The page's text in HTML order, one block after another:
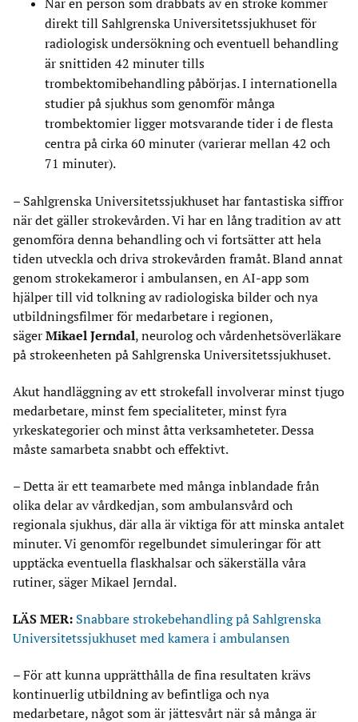
När en person som drabbats av en stroke kommer
direkt till Sahlgrenska Universitetssjukhuset för
radiologisk undersökning och eventuell behandling
är snittiden 42 minuter tills
trombektomibehandling påbörjas. I internationella
studier på sjukhus som genomför många
trombektomier ligger motsvarande tider i de flesta
centra på cirka 60 minuter (varierar mellan 42 och
71 minuter).
– Sahlgrenska Universitetssjukhuset har fantastiska siffror
när det gäller strokevården. Vi har en lång tradition av att
genomföra denna behandling och vi fortsätter att hela
tiden utveckla och driva strokevården framåt. Bland annat
genom strokekameror i ambulansen, en AI-app som
hjälper till vid tolkning av radiologiska bilder och nya
utbildningsfilmer för medarbetare i regionen,
säger Mikael Jerndal, neurolog och vårdenhetsöverläkare
på strokeenheten på Sahlgrenska Universitetssjukhuset.
Akut handläggning av ett strokefall involverar minst tjugo
medarbetare, minst fem specialiteter, minst fyra
yrkeskategorier och minst åtta verksamheteter. Dessa
måste samarbeta snabbt och effektivt.
– Detta är ett teamarbete med många inblandade från
olika delar av vårdkedjan, som ambulansvård och
regionala sjukhus, där alla är viktiga för att minska antalet
minuter. Vi genomför regelbundet simuleringar för att
upptäcka eventuella flaskhalsar och säkerställa våra
rutiner, säger Mikael Jerndal.
LÄS MER: Snabbare strokebehandling på Sahlgrenska
Universitetssjukhuset med kamera i ambulansen
– För att kunna upprätthålla de fina resultaten krävs
kontinuerlig utbildning av befintliga och nya
medarbetare, något som är jättesvårt när så många är